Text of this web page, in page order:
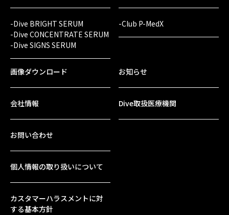
-Dive BRIGHT SERUM
-Dive CONCENTRATE SERUM
-Dive SIGNS SERUM
-Club P-MedX
画像ダウンロード
会社情報
お知らせ
Dive取扱医療機関
お問い合わせ
個人情報の取り扱いについて
カスタマーハラスメントに対
する基本方針